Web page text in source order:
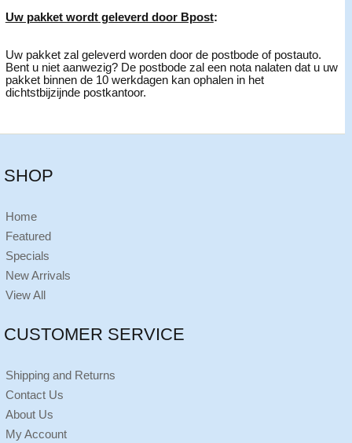
Uw pakket wordt geleverd door Bpost:
Uw pakket zal geleverd worden door de postbode of postauto.
Bent u niet aanwezig? De postbode zal een nota nalaten dat u uw
pakket binnen de 10 werkdagen kan ophalen in het
dichtstbijzijnde postkantoor.
SHOP
Home
Featured
Specials
New Arrivals
View All
CUSTOMER SERVICE
Shipping and Returns
Contact Us
About Us
My Account